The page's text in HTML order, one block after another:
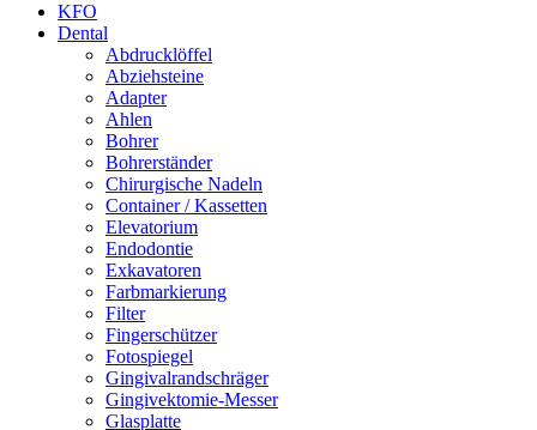
KFO
Dental
Abdrucklöffel
Abziehsteine
Adapter
Ahlen
Bohrer
Bohrerständer
Chirurgische Nadeln
Container / Kassetten
Elevatorium
Endodontie
Exkavatoren
Farbmarkierung
Filter
Fingerschützer
Fotospiegel
Gingivalrandschräger
Gingivektomie-Messer
Glasplatte